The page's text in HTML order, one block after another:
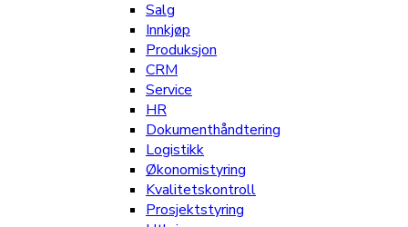
Salg
Innkjøp
Produksjon
CRM
Service
HR
Dokumenthåndtering
Logistikk
Økonomistyring
Kvalitetskontroll
Prosjektstyring